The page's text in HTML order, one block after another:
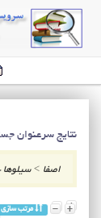
نتایج سرعنوان
اصفا >سیلوها
مرتب سازی